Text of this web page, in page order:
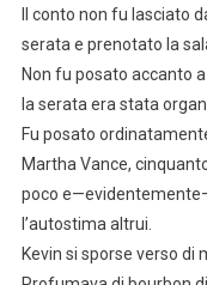
Il conto non fu lasciato
serata e prenotato la
Non fu posato accanto
la serata era stata
Fu posato
Martha Vance,
poco
l’autostima altrui.
Kevin si sporse verso di